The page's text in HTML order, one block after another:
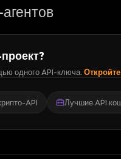
одного API-ключа.
API Лучшие API